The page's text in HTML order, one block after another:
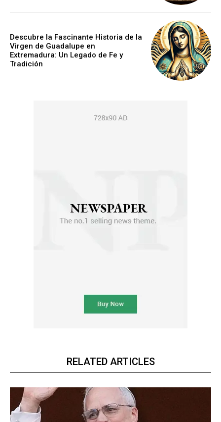
Descubre la Fascinante Historia de la
Virgen de Guadalupe en
Extremadura: Un Legado de Fe y
Tradición
RELATED ARTICLES